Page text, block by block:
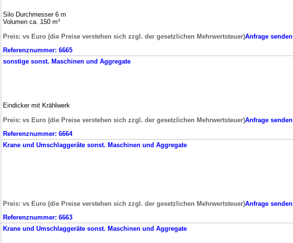
Silo Durchmesser 6 m
Volumen ca. 150 m³
Preis: vs Euro (die Preise verstehen sich zzgl. der gesetzlichen Mehrwertsteuer)Anfrage senden
Referenznummer: 6665
sonstige sonst. Maschinen und Aggregate
Eindicker mit Krählwerk
Preis: vs Euro (die Preise verstehen sich zzgl. der gesetzlichen Mehrwertsteuer)Anfrage senden
Referenznummer: 6664
Krane und Umschlaggeräte sonst. Maschinen und Aggregate
Preis: vs Euro (die Preise verstehen sich zzgl. der gesetzlichen Mehrwertsteuer)Anfrage senden
Referenznummer: 6663
Krane und Umschlaggeräte sonst. Maschinen und Aggregate